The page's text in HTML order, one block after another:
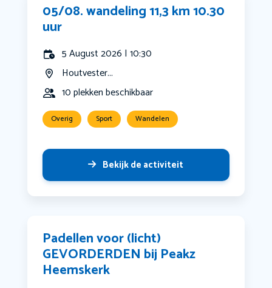
05/08. wandeling 11,3 km 10.30
uur
5 August 2026 | 10:30
Houtvester...
10 plekken beschikbaar
Overig Sport Wandelen
Bekijk de activiteit
Padellen voor (licht)
GEVORDERDEN bij Peakz
Heemskerk